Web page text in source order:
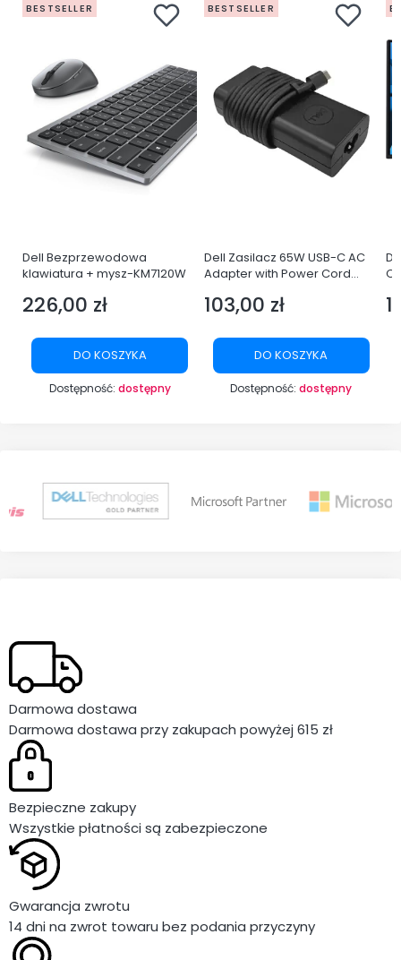
BESTSELLER
Dell Bezprzewodowa
klawiatura + mysz-KM7120W
Cena
226,00 zł
DO KOSZYKA
Dostępność: dostępny
BESTSELLER
Dell Zasilacz 65W USB-C AC
Adapter with Power Cord
Cena
103,00 zł
DO KOSZYKA
Dostępność:dostępny
Darmowa dostawa
Darmowa dostawa przy zakupach powyżej 615 zł
Bezpieczne zakupy
Wszystkie płatności są zabezpieczone
Gwarancja zwrotu
14 dni na zwrot towaru bez podania przyczyny